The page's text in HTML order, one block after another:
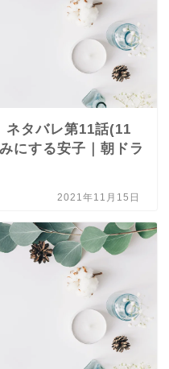
ネタバレ第11話(11
にする安子｜朝ドラ
2021年11月15日